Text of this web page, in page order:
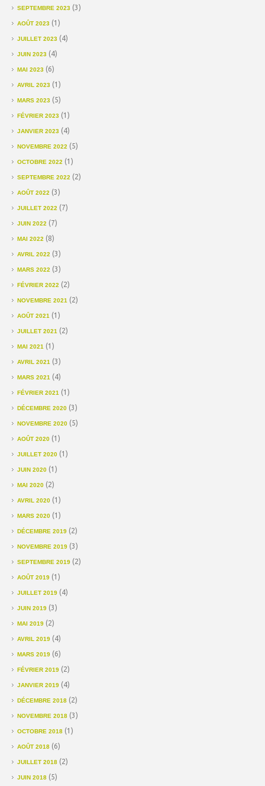
SEPTEMBRE 2023 (3)
AOÛT 2023 (1)
JUILLET 2023 (4)
JUIN 2023 (4)
MAI 2023 (6)
AVRIL 2023 (1)
MARS 2023 (5)
FÉVRIER 2023 (1)
JANVIER 2023 (4)
NOVEMBRE 2022 (5)
OCTOBRE 2022 (1)
SEPTEMBRE 2022 (2)
AOÛT 2022 (3)
JUILLET 2022 (7)
JUIN 2022 (7)
MAI 2022 (8)
AVRIL 2022 (3)
MARS 2022 (3)
FÉVRIER 2022 (2)
NOVEMBRE 2021 (2)
AOÛT 2021 (1)
JUILLET 2021 (2)
MAI 2021 (1)
AVRIL 2021 (3)
MARS 2021 (4)
FÉVRIER 2021 (1)
DÉCEMBRE 2020 (3)
NOVEMBRE 2020 (5)
AOÛT 2020 (1)
JUILLET 2020 (1)
JUIN 2020 (1)
MAI 2020 (2)
AVRIL 2020 (1)
MARS 2020 (1)
DÉCEMBRE 2019 (2)
NOVEMBRE 2019 (3)
SEPTEMBRE 2019 (2)
AOÛT 2019 (1)
JUILLET 2019 (4)
JUIN 2019 (3)
MAI 2019 (2)
AVRIL 2019 (4)
MARS 2019 (6)
FÉVRIER 2019 (2)
JANVIER 2019 (4)
DÉCEMBRE 2018 (2)
NOVEMBRE 2018 (3)
OCTOBRE 2018 (1)
AOÛT 2018 (6)
JUILLET 2018 (2)
JUIN 2018 (5)